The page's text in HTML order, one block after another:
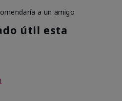
a un amigo
útil esta